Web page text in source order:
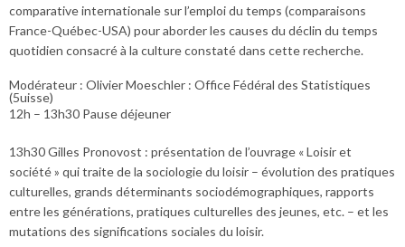
comparative internationale sur l’emploi du temps (comparaisons
France-Québec-USA) pour aborder les causes du déclin du temps
quotidien consacré à la culture constaté dans cette recherche.
Modérateur : Olivier Moeschler : Office Fédéral des Statistiques
(5uisse)
12h – 13h30 Pause déjeuner
13h30 Gilles Pronovost : présentation de l’ouvrage « Loisir et
société » qui traite de la sociologie du loisir – évolution des pratiques
culturelles, grands déterminants sociodémographiques, rapports
entre les générations, pratiques culturelles des jeunes, etc. – et les
mutations des significations sociales du loisir.